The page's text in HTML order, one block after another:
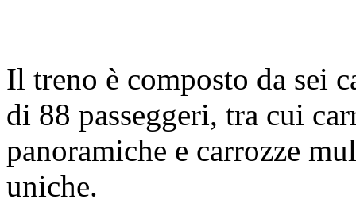
Il treno è composto da sei
di 88 passeggeri, tra cui
panoramiche e carrozze
uniche.